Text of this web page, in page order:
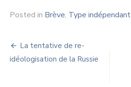
Posted in Brève, Type indépendant
Navigation
de
La tentative de re-
idéologisation de la Russie